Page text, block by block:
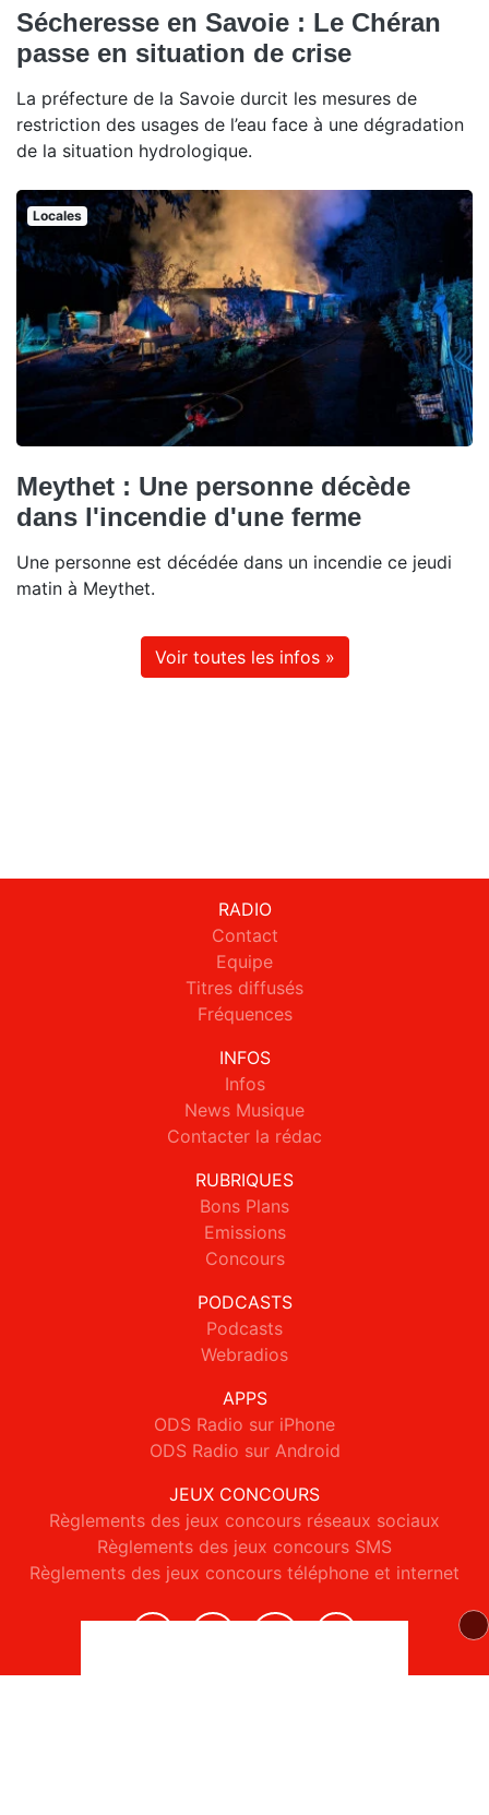
Sécheresse en Savoie : Le Chéran
passe en situation de crise
La préfecture de la Savoie durcit les mesures de
restriction des usages de l’eau face à une dégradation
de la situation hydrologique.
Locales
Meythet : Une personne décède
dans l'incendie d'une ferme
Une personne est décédée dans un incendie ce jeudi
matin à Meythet.
Voir toutes les infos »
RADIO
Contact
Equipe
Titres diffusés
Fréquences
INFOS
Infos
News Musique
Contacter la rédac
RUBRIQUES
Bons Plans
Emissions
Concours
PODCASTS
Podcasts
Webradios
APPS
ODS Radio sur iPhone
ODS Radio sur Android
JEUX CONCOURS
Règlements des jeux concours réseaux sociaux
Règlements des jeux concours SMS
Règlements des jeux concours téléphone et internet